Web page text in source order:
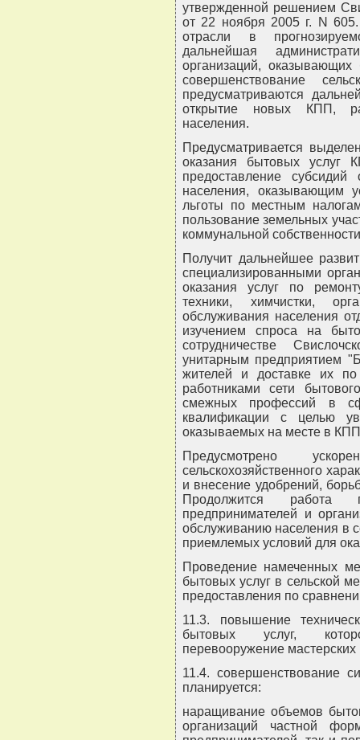
утвержденной решением
от 22 ноября 2005 г. N
отрасли в
дальнейшая
организаций, оказывающих
совершенствование
предусматриваются
открытие новых КПП,
населения.
Предусматривается
оказания бытовых услуг
предоставление субсидий
населения, оказывающим
льготы по местным
пользование земельных
коммунальной
Получит дальнейшее
специализированными
оказания услуг по
техники, химчистки,
обслуживания населения
изучением спроса на
сотрудничестве
унитарным предприятием
жителей и доставке их
работниками сети
смежных профессий в
квалификации с целью
оказываемых на месте в
Предусмотрено
сельскохозяйственного
и внесение удобрений,
Продолжится работа
предпринимателей и
обслуживанию населения в
приемлемых условий для
Проведение намеченных
бытовых услуг в сельской
предоставления по
11.3. повышение
бытовых услуг,
перевооружение
11.4. совершенствование
планируется:
наращивание объемов
организаций частной